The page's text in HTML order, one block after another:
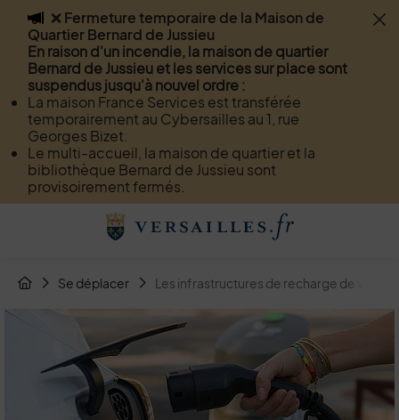
Flash info
❌ Fermeture temporaire de la Maison de
Quartier Bernard de Jussieu
En raison d'un incendie, la maison de quartier
Bernard de Jussieu et les services sur place sont
suspendus jusqu'à nouvel ordre :
La maison France Services est transférée
temporairement au Cybersailles au 1, rue
Georges Bizet.
Le multi-accueil, la maison de quartier et la
bibliothèque Bernard de Jussieu sont
provisoirement fermés.
Menu de raccourcis
Menu
Recherche
Page de contact
Contenu
Retour à l'accueil
Fil d'Arianne de la page
Page d'accueil du site
Se déplacer Les infrastructures de recharge de
Image d'illustration de Les infrastructures de recharge de